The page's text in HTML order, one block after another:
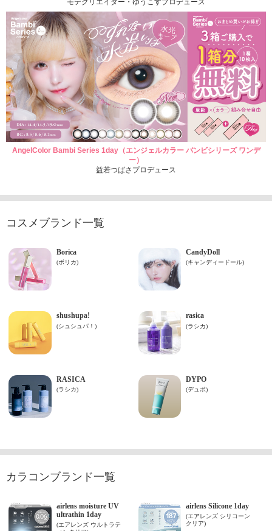
AngelColor Bambi Series 1day（エンジェルカラー バンビシリーズ ワンデ
ー）
益若つばさプロデュース
コスメブランド一覧
カラコンブランド一覧